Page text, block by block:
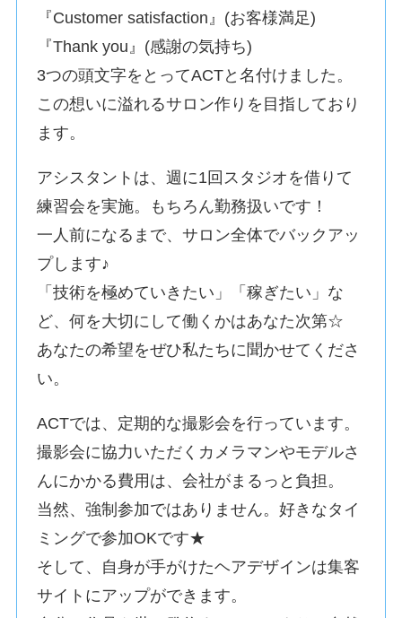
『Customer satisfaction』(お客様満足)
『Thank you』(感謝の気持ち)
3つの頭文字をとってACTと名付けました。
この想いに溢れるサロン作りを目指しており
ます。
アシスタントは、週に1回スタジオを借りて
練習会を実施。もちろん勤務扱いです！
一人前になるまで、サロン全体でバックアッ
プします♪
「技術を極めていきたい」「稼ぎたい」な
ど、何を大切にして働くかはあなた次第☆
あなたの希望をぜひ私たちに聞かせてくださ
い。
ACTでは、定期的な撮影会を行っています。
撮影会に協力いただくカメラマンやモデルさ
んにかかる費用は、会社がまるっと負担。
当然、強制参加ではありません。好きなタイ
ミングで参加OKです★
そして、自身が手がけたヘアデザインは集客
サイトにアップができます。